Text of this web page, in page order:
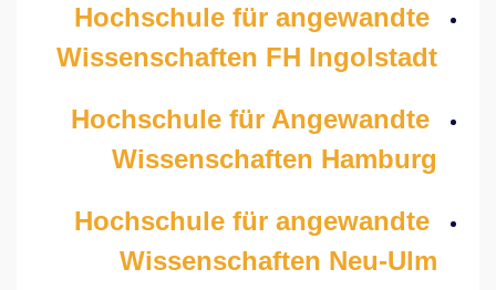
Hochschule für angewandte
Wissenschaften FH Ingolstadt
Hochschule für Angewandte
Wissenschaften Hamburg
Hochschule für angewandte
Wissenschaften Neu-Ulm